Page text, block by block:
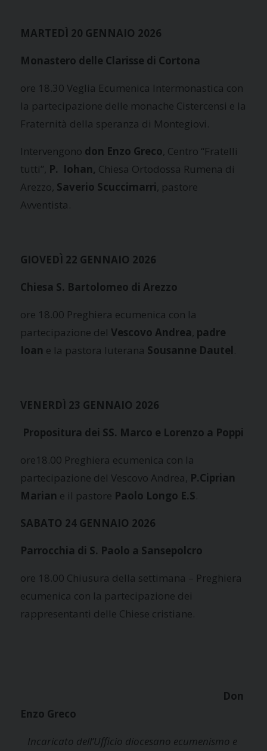
MARTEDÌ 20 GENNAIO 2026
Monastero delle Clarisse di Cortona
ore 18.30 Veglia Ecumenica Intermonastica con
la partecipazione delle monache Cistercensi e la
Fraternità della speranza di Montegiovi.
Intervengono don Enzo Greco, Centro “Fratelli
tutti”, P. Iohan, Chiesa Ortodossa Rumena di
Arezzo, Saverio Scuccimarri, pastore
Avventista.
GIOVEDÌ 22 GENNAIO 2026
Chiesa S. Bartolomeo di Arezzo
ore 18.00 Preghiera ecumenica con la
partecipazione delVescovo Andrea, padre
Ioan e la pastora luterana Sousanne Dautel.
VENERDÌ 23 GENNAIO 2026
Propositura dei SS. Marco e Lorenzo a Poppi
ore18.00 Preghiera ecumenica con la
partecipazione del Vescovo Andrea, P.Ciprian
Marian e il pastore Paolo Longo E.S.
SABATO 24 GENNAIO 2026
Parrocchia di S. Paolo a Sansepolcro
ore 18.00 Chiusura della settimana – Preghiera
ecumenica con la partecipazione dei
rappresentanti delle Chiese cristiane.
Don
Enzo Greco
Incaricato dell’Ufficio diocesano ecumenismo e